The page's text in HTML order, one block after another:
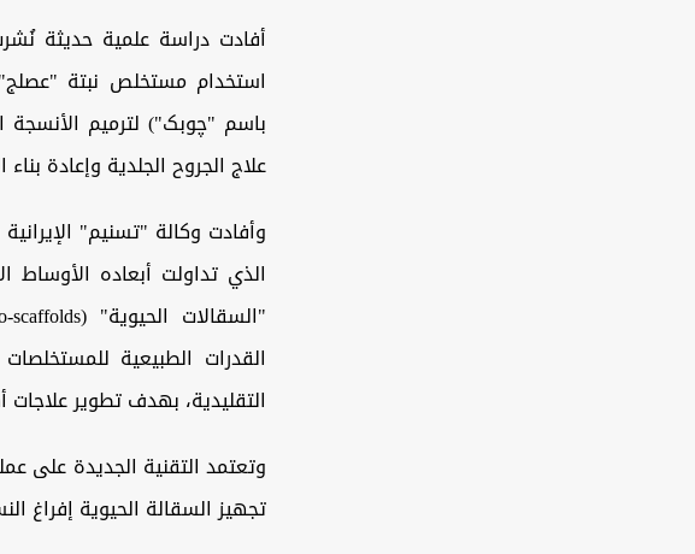
أفادت دراسة علمية حديثة
استخدام مستخلص نبتة
باسم "چوبک") لترميم
علاج الجروح الجلدية وإعادة
وأفادت وكالة "تسنيم"
الذي تداولت أبعاده الأوساط
القدرات الطبيعية
التقليدية، بهدف تطوير علاجات
تجهيز السقالة الحيوية إفراغ